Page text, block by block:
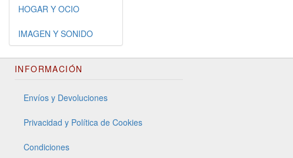
HOGAR Y OCIO
IMAGEN Y SONIDO
INFORMACIÓN
Envíos y Devoluciones
Privacidad y Política de Cookies
Condiciones